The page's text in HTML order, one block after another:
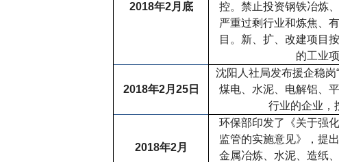
2018年2月底
控。禁止投资钢铁冶炼
严重过剩行业和炼焦、
目。新、扩、改建项目
的工业
2018年2月 25日
沈阳人社局发布援企稳岗“
煤电、水泥、电解铝、
行业的企业，
2018年2月
环保部印发了《关于强
监管的实施意见》，提
金属冶炼、水泥、造纸